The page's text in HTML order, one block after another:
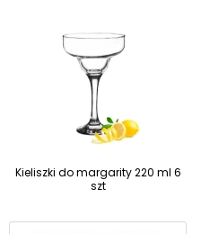
Kieliszki do margarity 220 ml 6
szt